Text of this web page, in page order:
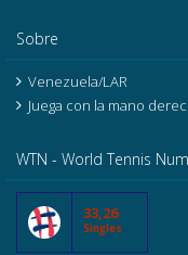
Sobre
Venezuela/LAR
Juega con la mano
WTN - World Tennis
33,26
Singles